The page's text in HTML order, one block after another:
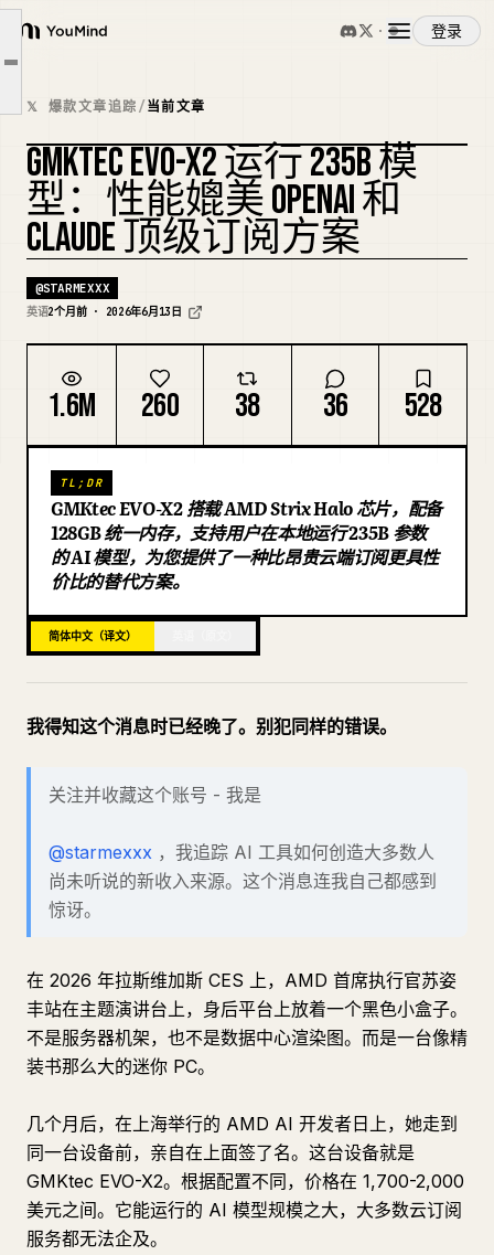
YouMind
登录
概览
使用案例
技能
提示词
下载
博客
EVO-X2 实际能做什么
设置它只需大约十分钟
诚实的权衡
𝕏 爆款文章追踪/当前文章
GMKTEC EVO-X2 运行 235B 模
型：性能媲美 OPENAI 和
CLAUDE 顶级订阅方案
@STARMEXXX
英语2个月前 · 2026年6月13日
1.6M 260 38 36 528
TL;DR
GMKtec EVO-X2 搭载 AMD Strix Halo 芯片，配备
128GB 统一内存，支持用户在本地运行 235B 参数
的 AI 模型，为您提供了一种比昂贵云端订阅更具性
价比的替代方案。
简体中文（译文）
我得知这个消息时已经晚了。别犯同样的错误。
关注并收藏这个账号 - 我是
@starmexxx ，我追踪 AI 工具如何创造大多数人
尚未听说的新收入来源。这个消息连我自己都感到
惊讶。
在 2026 年拉斯维加斯 CES 上，AMD 首席执行官苏姿
丰站在主题演讲台上，身后平台上放着一个黑色小盒子。
不是服务器机架，也不是数据中心渲染图。而是一台像精
装书那么大的迷你 PC。
几个月后，在上海举行的 AMD AI 开发者日上，她走到
同一台设备前，亲自在上面签了名。这台设备就是
GMKtec EVO-X2。根据配置不同，价格在 1,700-2,000
美元之间。它能运行的 AI 模型规模之大，大多数云订阅
服务都无法企及。